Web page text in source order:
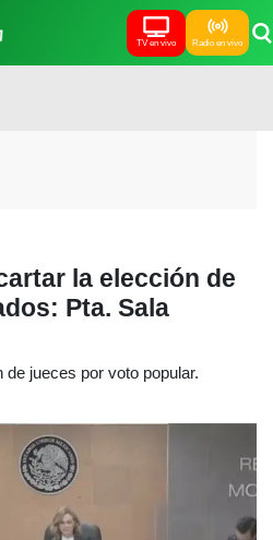
TV en vivo Radio en vivo
la elección de
Pta. Sala
jueces por voto popular.